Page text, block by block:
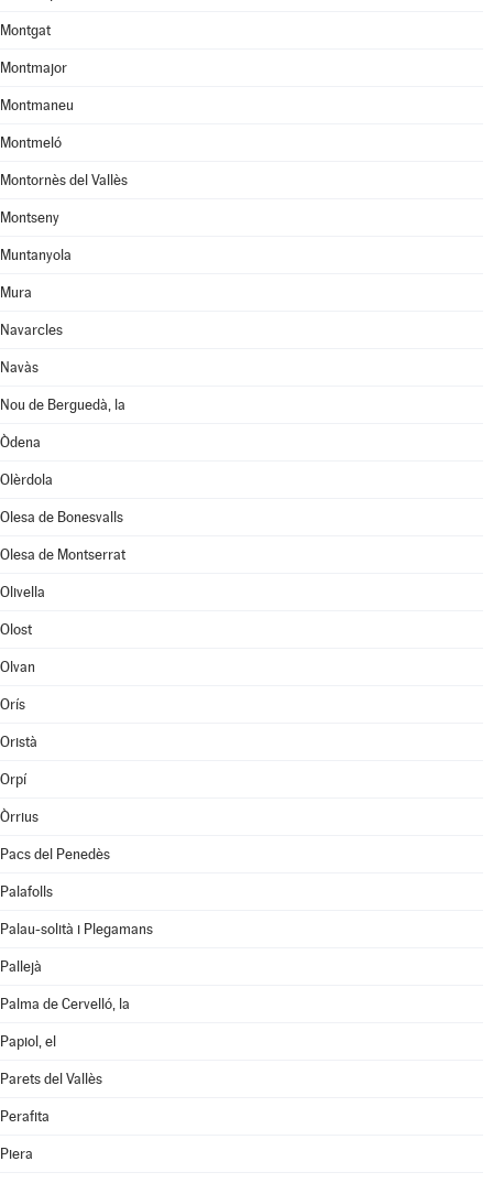
Montgat
Montmajor
Montmaneu
Montmeló
Montornès del Vallès
Montseny
Muntanyola
Mura
Navarcles
Navàs
Nou de Berguedà, la
Òdena
Olèrdola
Olesa de Bonesvalls
Olesa de Montserrat
Olivella
Olost
Olvan
Orís
Oristà
Orpí
Òrrius
Pacs del Penedès
Palafolls
Palau-solità i Plegamans
Pallejà
Palma de Cervelló, la
Papiol, el
Parets del Vallès
Perafita
Piera